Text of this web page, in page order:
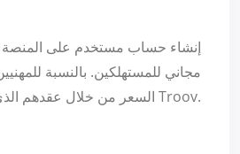
إنشاء حساب مستخدم على المنصة
السعر من خلال عقدهم الذي يلزمهم بـ Troov.